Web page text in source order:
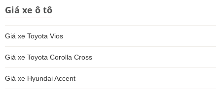
Giá xe ô tô
Giá xe Toyota Vios
Giá xe Toyota Corolla Cross
Giá xe Hyundai Accent